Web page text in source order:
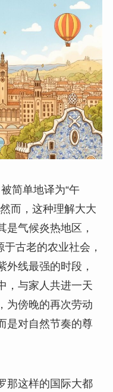
简单地译为“午
而，这种理解大大
是气候炎热地区，
古老的农业社会，
外线最强的时段，
，与家人共进一天
为傍晚的再次劳动
是对自然节奏的尊
那这样的国际大都